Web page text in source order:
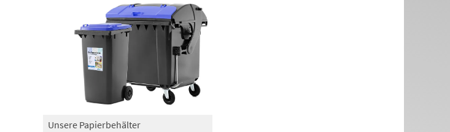
Unsere Papierbehälter